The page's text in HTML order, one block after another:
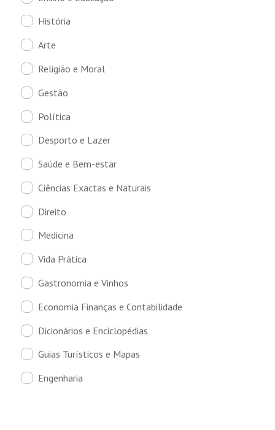
História
Arte
Religião e Moral
Gestão
Política
Desporto e Lazer
Saúde e Bem-estar
Ciências Exactas e Naturais
Direito
Medicina
Vida Prática
Gastronomia e Vinhos
Economia Finanças e Contabilidade
Dicionários e Enciclopédias
Guias Turísticos e Mapas
Engenharia